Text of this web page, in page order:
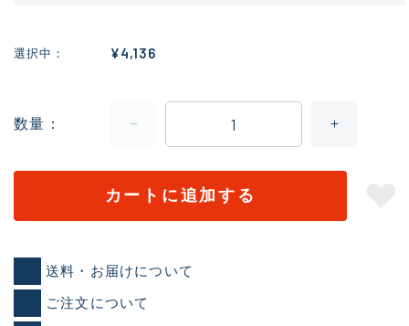
選択中 ¥4,136
数量
カートに追加する
送料・お届けについて
ご注文について